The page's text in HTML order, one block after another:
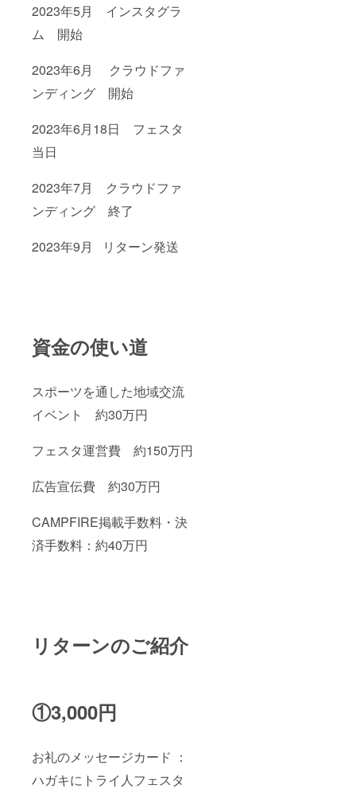
2023年5月 インスタグラ
ム 開始
2023年6月 クラウドファ
ンディング 開始
2023年6月18日 フェスタ
当日
2023年7月 クラウドファ
ンディング 終了
2023年9月 リターン発送
資金の使い道
スポーツを通した地域交流
イベント 約30万円
フェスタ運営費 約150万円
広告宣伝費 約30万円
CAMPFIRE掲載手数料・決
済手数料：約40万円
リターンのご紹介
①3,000円
お礼のメッセージカード ：
ハガキにトライ人フェスタ